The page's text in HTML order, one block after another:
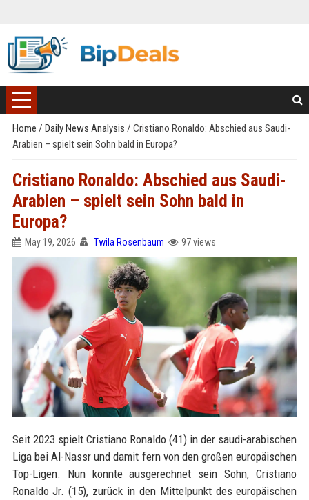
Home / Daily News Analysis / Cristiano Ronaldo: Abschied aus Saudi-
Arabien – spielt sein Sohn bald in Europa?
Cristiano Ronaldo: Abschied aus Saudi-
Arabien – spielt sein Sohn bald in
Europa?
May 19, 2026 Twila Rosenbaum 97 views
Seit 2023 spielt Cristiano Ronaldo (41) in der saudi-arabischen
Liga bei Al-Nassr und damit fern von den großen europäischen
Top-Ligen. Nun könnte ausgerechnet sein Sohn, Cristiano
Ronaldo Jr. (15), zurück in den Mittelpunkt des europäischen